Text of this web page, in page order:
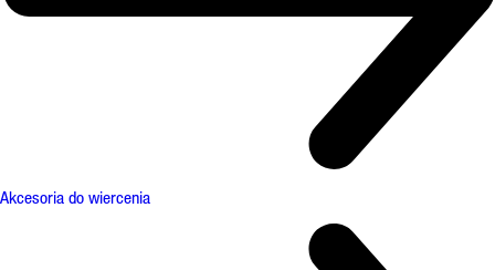
Akcesoria do wiercenia